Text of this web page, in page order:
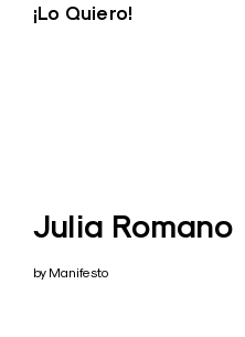
¡Lo Quiero!
Julia Romano
by Manifesto